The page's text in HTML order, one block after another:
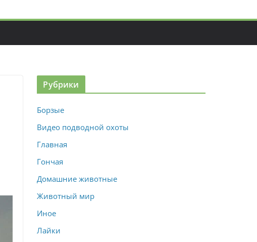
Рубрики
Борзые
Видео подводной охоты
Главная
Гончая
Домашние животные
Животный мир
Иное
Лайки